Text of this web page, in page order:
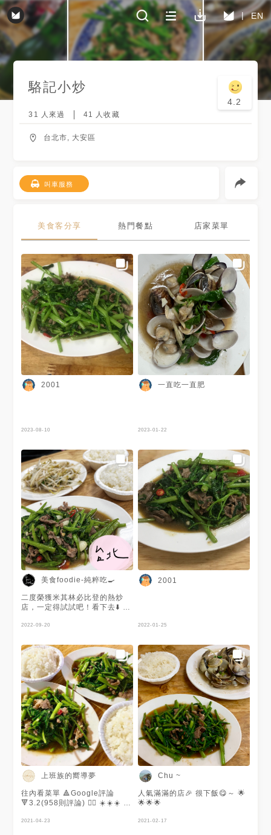
EN
駱記小炒
4.2
31 人來過 41 人收藏
台北市, 大安區
叫車服務
美食客分享 熱門餐點 店家菜單
2001
2023-08-10
一直吃一直肥
2023-01-22
美食foodie-純粹吃🍳
二度榮獲米其林必比登的熱炒
店，一定得試試吧！看下去⬇️ 🐑
本人，還有清脆空心菜，整體沙
常下飯（南部小編把汁倒好倒滿
到飯上），只是羊肉跟空心菜相
比，真的比例有點懸殊🤣 🥬炒
豆芽 好甜！好脆！好新鮮！ 如
果要內用，點餐時不需要告知，
先有位置入座後會有店員協助詢
問要幾碗飯以及後續送上～店內
有熱湯可以自取，我們這次喝到
紫菜蛋花湯，但稍微偏鹹。這家
店品價蠻兩極，我們覺得是好吃
的，但肉量的部分小失望( ´▽
｀) 📌台北市大安區通化街39巷
50弄27號 📌臨江街夜市（通化
夜市）小巷內 📌捷運信義安和
站步行約8分鐘 🚫週二公休 ⏰
17:00-00:00 - #美食 #台北美
食 #大安區美食 #信義安和美食
江街夜市 #通化夜市 #合菜 #米
2022-09-20
2001
2022-01-25
上班族的嚮導夢
往內看菜單 🔺Google評論
🔻3.2(958則評論) ✍🏻 ☀️☀️☀️ 📍
27號 🚆信義安和站4號出口6分
2021-04-23
Chu ~
人氣滿滿的店🎉 很下飯😋～ 🌟
🌟🌟🌟
2021-02-17